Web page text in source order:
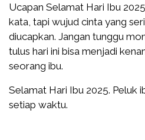
Ucapan Selamat Hari Ibu
kata, tapi wujud cinta yang
diucapkan. Jangan tunggu
tulus hari ini bisa menjadi
seorang ibu.
Selamat Hari Ibu 2025. Peluk
setiap waktu.